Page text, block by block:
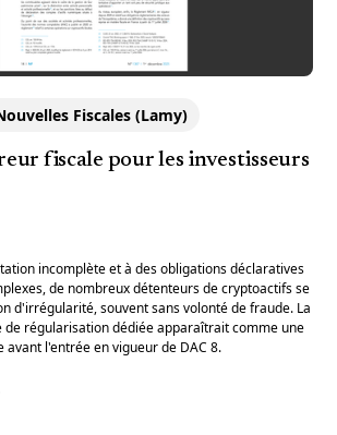
Fiscales (Lamy)
fiscale pour les investisseurs
incomplète et à des obligations déclaratives
de nombreux détenteurs de cryptoactifs se
d'irrégularité, souvent sans volonté de fraude. La
de régularisation dédiée apparaîtrait comme une
avant l'entrée en vigueur de DAC 8.